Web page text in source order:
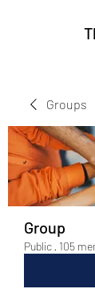
Groups
Group
Public · 105